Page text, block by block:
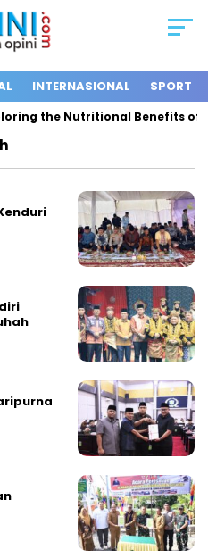
INTERNASIONAL SPORT
the Nutritional Benefits of